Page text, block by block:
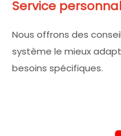
Service
Nous offrons des
système le mieux
besoins spécifiques.